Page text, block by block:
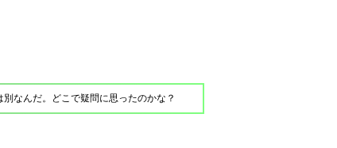
なんだ。どこで疑問に思ったのかな？